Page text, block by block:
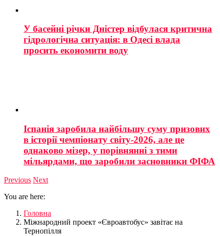
У басейні річки Дністер відбулася критична
гідрологічна ситуація: в Одесі влада
просить економити воду
Іспанія заробила найбільшу суму призових
в історії чемпіонату світу-2026, але це
однаково мізер, у порівнянні з тими
мільярдами, що заробили засновники ФІФА
Previous Next
You are here:
Головна
Міжнародний проект «Євроавтобус» завітає на
Тернопілля